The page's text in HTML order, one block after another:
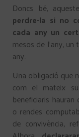
Doncs bé,
perdre-la si no
cada any un
mesos de l’any,
any.
Una obligació que
com el mateix
beneficiaris
o rendes
de convivència,